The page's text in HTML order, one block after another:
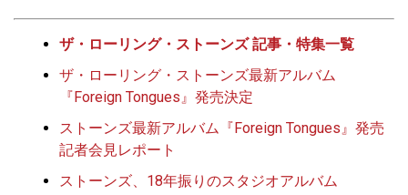
ザ・ローリング・ストーンズ 記事・特集一覧
ザ・ローリング・ストーンズ最新アルバム
『Foreign Tongues』発売決定
ストーンズ最新アルバム『Foreign Tongues』発売
記者会見レポート
ストーンズ、18年振りのスタジオアルバム